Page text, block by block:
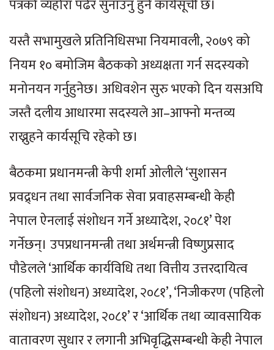
पत्रको व्यहोरा पढेर सुनाउनु हुने कार्यसूची छ।
यस्तै सभामुखले प्रतिनिधिसभा नियमावली, २०७९ को
नियम १० बमोजिम बैठकको अध्यक्षता गर्न सदस्यको
मनोनयन गर्नुहुनेछ। अधिवशेन सुरु भएको दिन यसअघि
जस्तै दलीय आधारमा सदस्यले आ–आफ्नो मन्तव्य
राख्नुहने कार्यसूचि रहेको छ।
बैठकमा प्रधानमन्त्री केपी शर्मा ओलीले ‘सुशासन
प्रवद्र्धन तथा सार्वजनिक सेवा प्रवाहसम्बन्धी केही
नेपाल ऐनलाई संशोधन गर्ने अध्यादेश, २०८१’ पेश
गर्नेछन्। उपप्रधानमन्त्री तथा अर्थमन्त्री विष्णुप्रसाद
पौडेलले ‘आर्थिक कार्यविधि तथा वित्तीय उत्तरदायित्व
(पहिलो संशोधन) अध्यादेश, २०८१’, ‘निजीकरण (पहिलो
संशोधन) अध्यादेश, २०८१’ र ‘आर्थिक तथा व्यावसायिक
वातावरण सुधार र लगानी अभिवृद्धिसम्बन्धी केही नेपाल